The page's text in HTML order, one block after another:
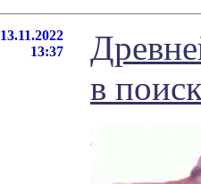
13.11.2022
13:37
в